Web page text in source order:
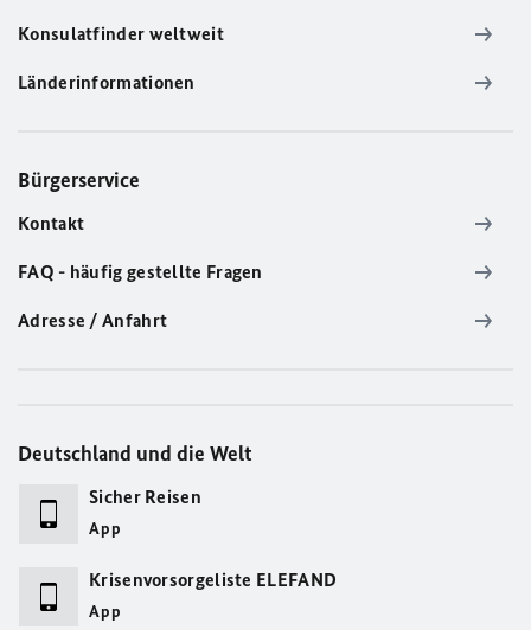
Konsulatfinder weltweit
Länderinformationen
Bürgerservice
Kontakt
FAQ - häufig gestellte Fragen
Adresse / Anfahrt
Deutschland und die Welt
Sicher Reisen
App
Krisenvorsorgeliste ELEFAND
App